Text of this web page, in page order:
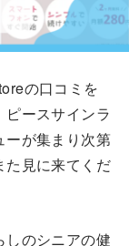
の口コミを
ピースサインラ
ーが集まり次第
た見に来てくだ
しのシニアの健